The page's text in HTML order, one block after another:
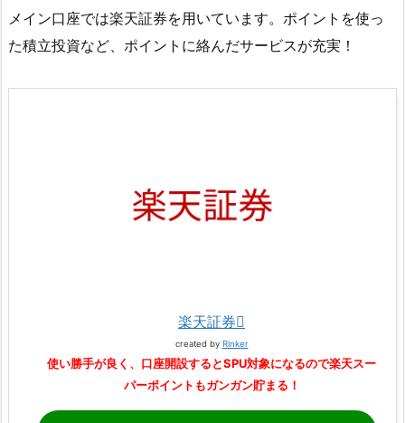
メイン口座では楽天証券を用いています。ポイントを使っ
た積立投資など、ポイントに絡んだサービスが充実！
楽天証券
created by Rinker
使い勝手が良く、口座開設するとSPU対象になるので楽天スー
パーポイントもガンガン貯まる！